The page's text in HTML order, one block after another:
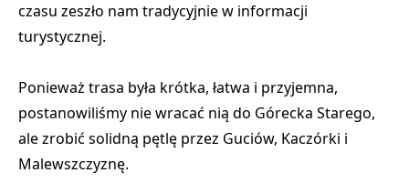
czasu zeszło nam tradycyjnie w informacji
turystycznej.
Ponieważ trasa była krótka, łatwa i przyjemna,
postanowiliśmy nie wracać nią do Górecka Starego,
ale zrobić solidną pętlę przez Guciów, Kaczórki i
Malewszczyznę.